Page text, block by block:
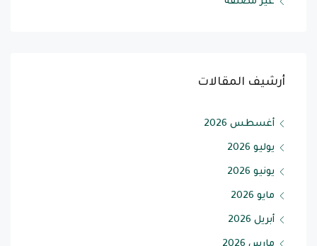
أرشيف المقالات
أغسطس 2026
يوليو 2026
يونيو 2026
مايو 2026
أبريل 2026